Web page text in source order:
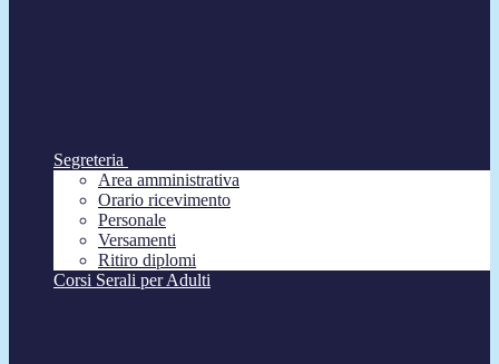
Segreteria
Area amministrativa
Orario ricevimento
Personale
Versamenti
Ritiro diplomi
Corsi Serali per Adulti